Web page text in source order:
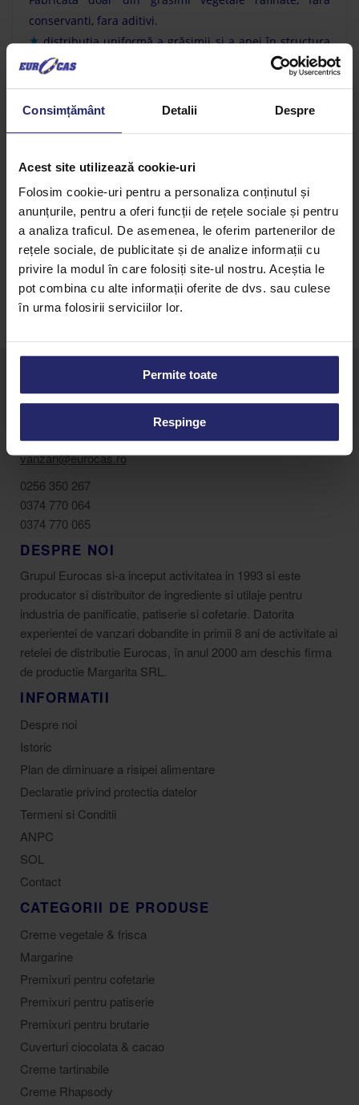
Consimțământ Detalii Despre
Acest site utilizează cookie-uri
Folosim cookie-uri pentru a personaliza conținutul și
anunțurile, pentru a oferi funcții de rețele sociale și pentru
a analiza traficul. De asemenea, le oferim partenerilor de
rețele sociale, de publicitate și de analize informații cu
privire la modul în care folosiți site-ul nostru. Aceștia le
pot combina cu alte informații oferite de dvs. sau culese
în urma folosirii serviciilor lor.
Permite toate
Respinge
conservanti, fara aditivi.
distribuţia uniformă a grăsimii şi a apei în structura
produsului finit;
asigura menţinerea hidratarii produsului finit pe
este fabricată în cadrul unui sistem de management
al calităţii certificat conform standardului ISO 9001:
2000 şi HACCP.
Strada Buziașului 36J, Lugoj 305500
vanzari@eurocas.ro
0256 350 267
0374 770 064
0374 770 065
DESPRE NOI
Grupul Eurocas si-a inceput activitatea in 1993 si este
producator si distribuitor de ingrediente si utilaje pentru
industria de panificatie, patiserie si cofetarie. Datorita
experientei de vanzari dobandite in primii 8 ani de activitate ai
retelei de distributie Eurocas, în anul 2000 am deschis firma
de productie Margarita SRL.
INFORMATII
Despre noi
Istoric
Plan de diminuare a risipei alimentare
Declaratie privind protectia datelor
Termeni si Conditii
ANPC
SOL
Contact
CATEGORII DE PRODUSE
Creme vegetale & frisca
Margarine
Premixuri pentru cofetarie
Premixuri pentru patiserie
Premixuri pentru brutarie
Cuverturi ciocolata & cacao
Creme tartinabile
Creme Rhapsody